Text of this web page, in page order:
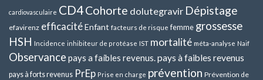
cardiovasculaire CD4Cohorte dolutegravir Dépistage
efavirenz efficacitéEnfant facteurs de risque femme grossesse
HSH Incidence inhibiteur de protéase IST mortalité méta-analyse Naif
Observance pays a faibles revenus.pays à faibles revenus
pays à forts revenus PrEp Prise en charge prévention Prévention de